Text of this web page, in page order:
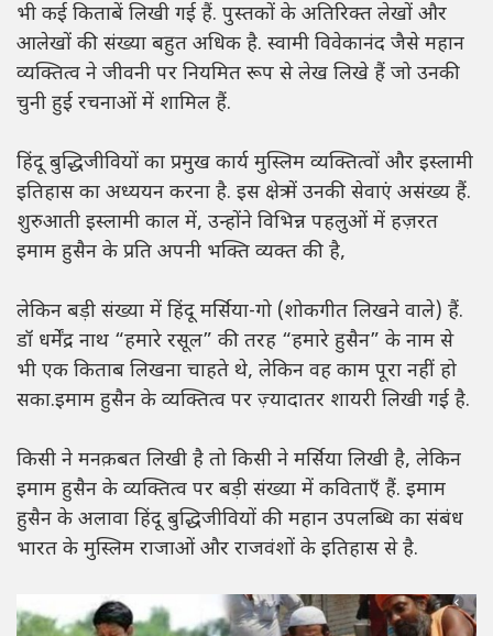
भी कई किताबें लिखी गई हैं. पुस्तकों के अतिरिक्त लेखों और
आलेखों की संख्या बहुत अधिक है. स्वामी विवेकानंद जैसे महान
व्यक्तित्व ने जीवनी पर नियमित रूप से लेख लिखे हैं जो उनकी
चुनी हुई रचनाओं में शामिल हैं.
हिंदू बुद्धिजीवियों का प्रमुख कार्य मुस्लिम व्यक्तित्वों और इस्लामी
इतिहास का अध्ययन करना है. इस क्षेत्र में उनकी सेवाएं असंख्य हैं.
शुरुआती इस्लामी काल में, उन्होंने विभिन्न पहलुओं में हज़रत
इमाम हुसैन के प्रति अपनी भक्ति व्यक्त की है,
लेकिन बड़ी संख्या में हिंदू मर्सिया-गो (शोकगीत लिखने वाले) हैं.
डॉ धर्मेंद्र नाथ “हमारे रसूल” की तरह “हमारे हुसैन” के नाम से
भी एक किताब लिखना चाहते थे, लेकिन वह काम पूरा नहीं हो
सका.इमाम हुसैन के व्यक्तित्व पर ज़्यादातर शायरी लिखी गई है.
किसी ने मनक़बत लिखी है तो किसी ने मर्सिया लिखी है, लेकिन
इमाम हुसैन के व्यक्तित्व पर बड़ी संख्या में कविताएँ हैं. इमाम
हुसैन के अलावा हिंदू बुद्धिजीवियों की महान उपलब्धि का संबंध
भारत के मुस्लिम राजाओं और राजवंशों के इतिहास से है.